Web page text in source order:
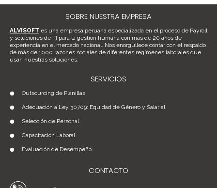
SOBRE NUESTRA EMPRESA
ALVISOFT es una empresa peruana especializada en el proceso de Payroll
y soluciones de TI para la gestión humana con más de 20 años de
experiencia en el mercado nacional. Nos enorgullece contar con el respaldo
de más de 1000 razones sociales de diferentes regímenes laborales que
usan nuestras soluciones.
SERVICIOS
Outsourcing de Planillas
Adecuación a Ley 30709: Equidad de Género y Salarial
Selección de Personal
Capacitación Laboral
Evaluación de Desempeño
CONTACTO